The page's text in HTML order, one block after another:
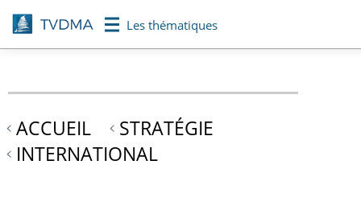
Aller
au
contenu
Les thématiques
ACCUEIL
STRATÉGIE
INTERNATIONAL